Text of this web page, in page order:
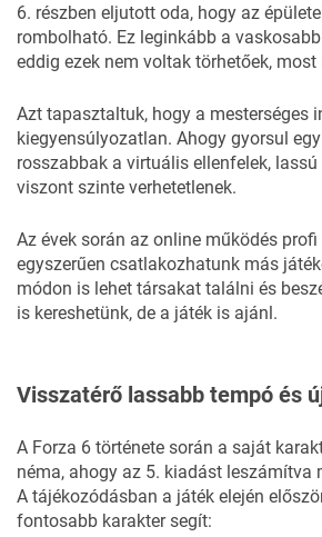
6. részben eljutott oda, hogy az
rombolható. Ez leginkább a
eddig ezek nem voltak törhetőek,
Azt tapasztaltuk, hogy a mesterséges
kiegyensúlyozatlan. Ahogy gyorsul
rosszabbak a virtuális ellenfelek,
viszont szinte verhetetlenek.
Az évek során az online működés
egyszerűen csatlakozhatunk más
módon is lehet társakat találni és
is kereshetünk, de a játék is ajánl.
Visszatérő lassabb tempó és
A Forza 6 története során a saját
néma, ahogy az 5. kiadást leszámítva
A tájékozódásban a játék elején
fontosabb karakter segít: